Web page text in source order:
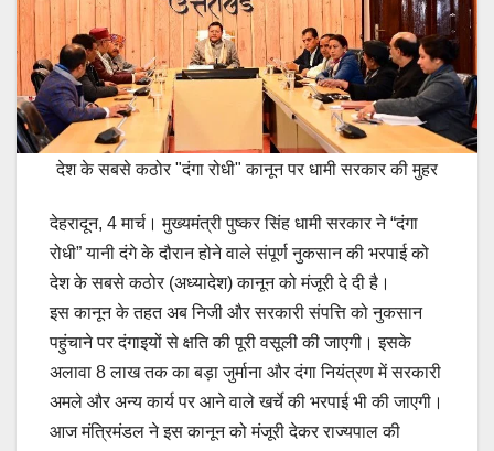
देश के सबसे कठोर "दंगा रोधी" कानून पर धामी सरकार की मुहर
देहरादून, 4 मार्च। मुख्यमंत्री पुष्कर सिंह धामी सरकार ने “दंगा
रोधी” यानी दंगे के दौरान होने वाले संपूर्ण नुकसान की भरपाई को
देश के सबसे कठोर (अध्यादेश) कानून को मंजूरी दे दी है।
इस कानून के तहत अब निजी और सरकारी संपत्ति को नुकसान
पहुंचाने पर दंगाइयों से क्षति की पूरी वसूली की जाएगी। इसके
अलावा 8 लाख तक का बड़ा जुर्माना और दंगा नियंत्रण में सरकारी
अमले और अन्य कार्य पर आने वाले खर्चे की भरपाई भी की जाएगी।
आज मंत्रिमंडल ने इस कानून को मंजूरी देकर राज्यपाल की